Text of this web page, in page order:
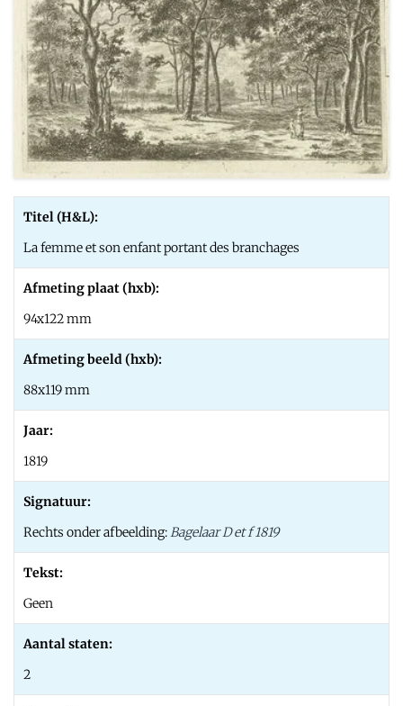
Titel (H&L):
La femme et son enfant portant des branchages
Afmeting plaat (hxb):
94x122 mm
Afmeting beeld (hxb):
88x119 mm
Jaar:
1819
Signatuur:
Rechts onder afbeelding:Bagelaar D et f 1819
Tekst:
Geen
Aantal staten:
2